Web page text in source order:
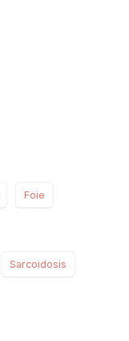
Foie
Sarcoidosis